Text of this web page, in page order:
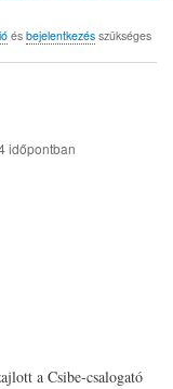
és bejelentkezésszükséges
időpontban
a Csibe-csalogató